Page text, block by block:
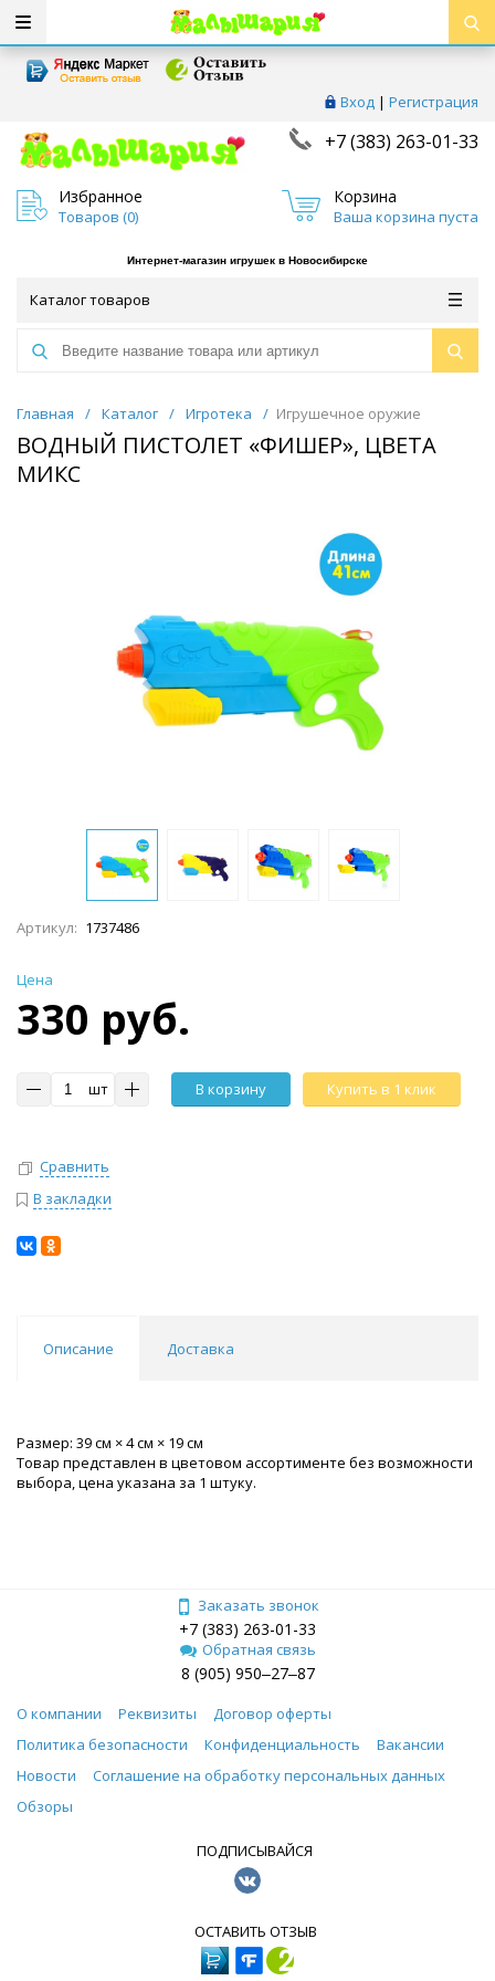
Вход | Регистрация
+7 (383) 263-01-33
Избранное
Товаров (0)
Корзина
Ваша корзина пуста
Интернет-магазин игрушек в Новосибирске
Каталог товаров
Главная / Каталог / Игротека / Игрушечное оружие
ВОДНЫЙ ПИСТОЛЕТ «ФИШЕР», ЦВЕТА
МИКС
Артикул: 1737486
Цена
330 руб.
шт В корзину Купить в 1 клик
Сравнить
В закладки
Описание Доставка
Размер: 39 см × 4 см × 19 см
Товар представлен в цветовом ассортименте без возможности
выбора, цена указана за 1 штуку.
Заказать звонок
+7 (383) 263-01-33
Обратная связь
8 (905) 950‒27‒87
О компании Реквизиты
Договор оферты
Политика безопасности
Конфиденциальность
Вакансии
Новости
Соглашение на обработку персональных данных
Обзоры
ПОДПИСЫВАЙСЯ
ОСТАВИТЬ ОТЗЫВ